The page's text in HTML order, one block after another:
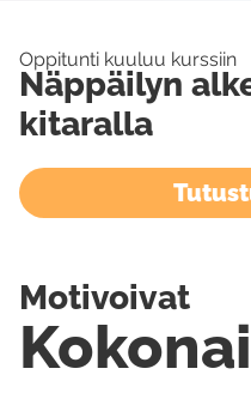
Oppitunti kuuluu kurssiin
Näppäilyn
kitaralla
Motivoivat